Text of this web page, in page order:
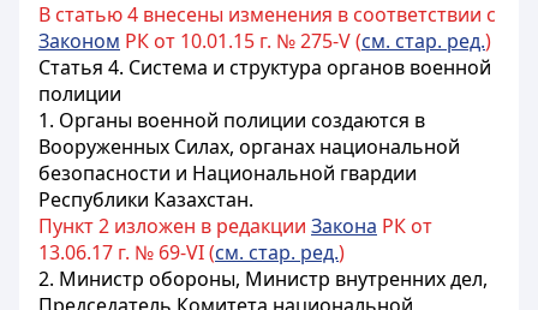
В статью 4 внесены изменения в соответствии с
Законом РК от 10.01.15 г. № 275-V (см. стар. ред.)
Статья 4. Система и структура органов военной
полиции
1. Органы военной полиции создаются в
Вооруженных Силах, органах национальной
безопасности и Национальной гвардии
Республики Казахстан.
Пункт 2 изложен в редакции Закона РК от
13.06.17 г. № 69-VI (см. стар. ред.)
2. Министр обороны, Министр внутренних дел,